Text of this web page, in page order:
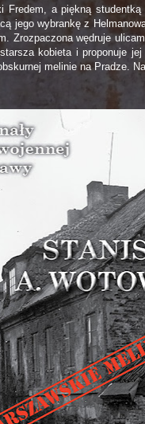
Fredem, a piękną
jego wybrankę z
Zrozpaczona wędruje
kobieta i proponuje
melinie na Pradze.